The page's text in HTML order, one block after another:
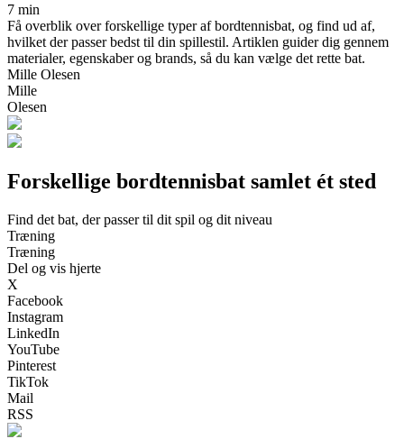
7 min
Få overblik over forskellige typer af bordtennisbat, og find ud af,
hvilket der passer bedst til din spillestil. Artiklen guider dig gennem
materialer, egenskaber og brands, så du kan vælge det rette bat.
Mille Olesen
Mille
Olesen
Forskellige bordtennisbat samlet ét sted
Find det bat, der passer til dit spil og dit niveau
Træning
Træning
Del og vis hjerte
X
Facebook
Instagram
LinkedIn
YouTube
Pinterest
TikTok
Mail
RSS